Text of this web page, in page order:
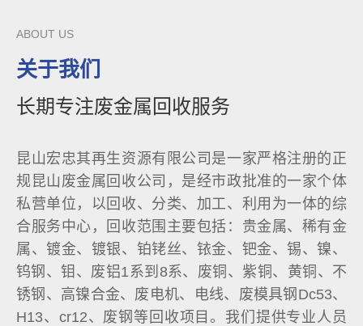
ABOUT US
关于我们
长期专注废金属回收服务
昆山宏忠其再生资源有限公司是一家严格注册的正
规昆山废金属回收公司，是经市政批准的一家个体
私营单位，以回收、分类、加工、利用为一体的综
合服务中心，回收范围主要包括：贵金属、稀有金
属、镀金、镀银、铂铑丝、铱金、钯金、锡、镍、
钨钢、钼、废铝1系到8系、废铜、紫铜、黄铜、不
锈钢、高镍合金、废电机、电线、废模具钢Dc53、
H13、cr12、废钢等回收项目。我们提供专业人员